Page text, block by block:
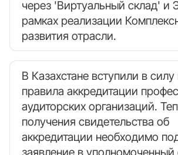
через 'Виртуальный склад' и
рамках реализации
развития отрасли.
В Казахстане вступили в
правила аккредитации
аудиторских организаций.
получения свидетельства об
аккредитации необходимо
заявление в уполномоченный